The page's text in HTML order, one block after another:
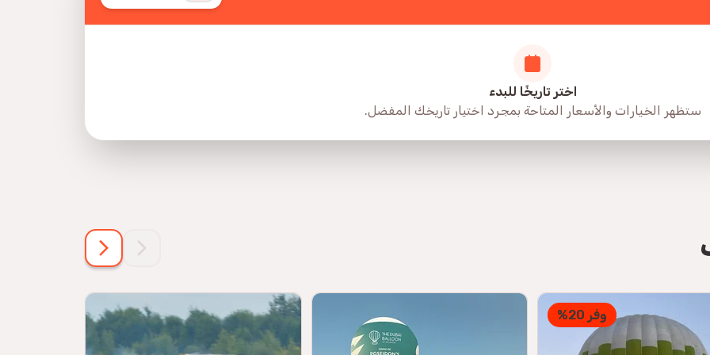
اختر تاريخًا للبدء
ستظهر الخيارات والأسعار المتاحة بمجرد اختيار تاريخك المفضل.
وفر 20%